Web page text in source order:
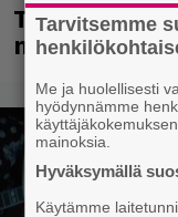
Tampereella
nämä artistit
Tarvitsemme
Me ja huolellisesti
hyödynnämme
mainoksia.
Hyväksymällä
Käytämme